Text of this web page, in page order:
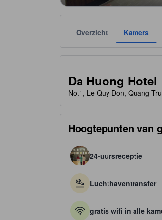
Overzicht Kamers
Da Huong Hotel
No.1, Le Quy Don, Quang
Hoogtepunten van
24-uursreceptie
Luchthaventransfer
gratis wifi in alle